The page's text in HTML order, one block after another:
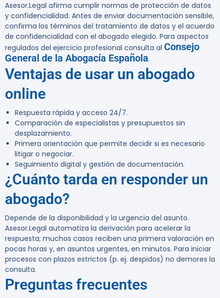
Asesor.Legal afirma cumplir normas de protección de datos
y confidencialidad. Antes de enviar documentación sensible,
confirma los términos del tratamiento de datos y el acuerdo
de confidencialidad con el abogado elegido. Para aspectos
regulados del ejercicio profesional consulta al Consejo
General de la Abogacía Española.
Ventajas de usar un abogado
online
Respuesta rápida y acceso 24/7.
Comparación de especialistas y presupuestos sin
desplazamiento.
Primera orientación que permite decidir si es necesario
litigar o negociar.
Seguimiento digital y gestión de documentación.
¿Cuánto tarda en responder un
abogado?
Depende de la disponibilidad y la urgencia del asunto.
Asesor.Legal automatiza la derivación para acelerar la
respuesta; muchos casos reciben una primera valoración en
pocas horas y, en asuntos urgentes, en minutos. Para iniciar
procesos con plazos estrictos (p. ej. despidos) no demores la
consulta.
Preguntas frecuentes